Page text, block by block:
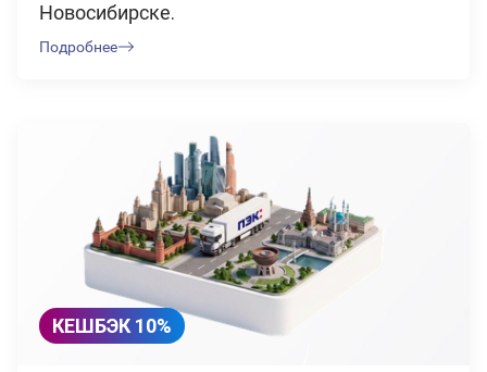
Новосибирске.
Подробнее
КЕШБЭК 10%